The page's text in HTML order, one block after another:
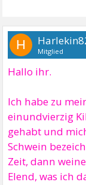
H Mitglied
Hallo ihr.
Ich habe zu
einundvierzig
gehabt und
Schwein
Zeit, dann
Elend, was ich